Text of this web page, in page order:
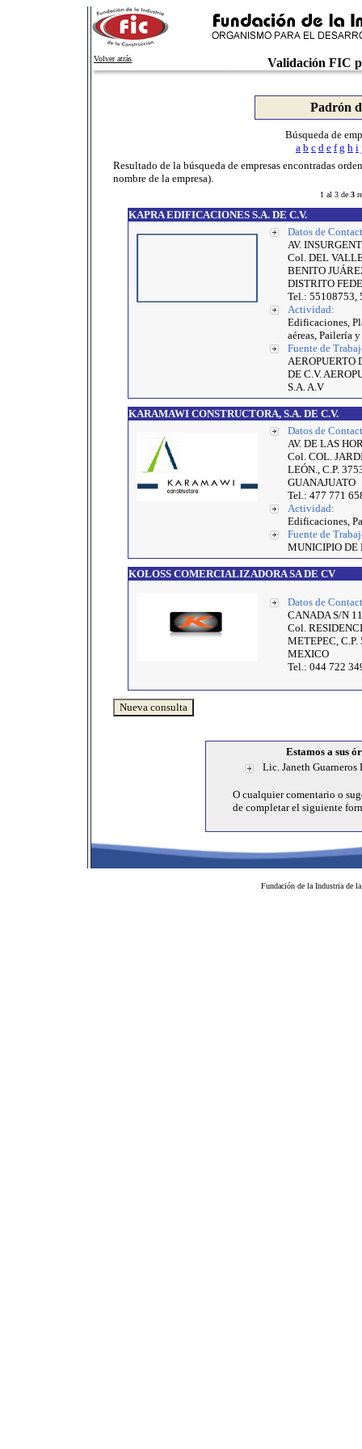
Volver atrás Validación FIC
Padrón
Búsqueda de
a b c d e f g h i
Resultado de la búsqueda de empresas encontradas
nombre de la empresa).
1 al 3 de 3
KAPRA EDIFICACIONES S.A. DE C.V.
Datos de
AV.
Col. DEL
BENITO
DISTRITO
Tel.: 55108753,
Actividad:
Edificaciones,
aéreas, Pailería
Fuente de
AEROPUERTO
DE C.V.
S.A. A.V
KARAMAWI CONSTRUCTORA, S.A. DE C.V.
Datos de
AV. DE LAS
Col. COL.
LEÓN., C.P.
GUANAJUATO
Tel.: 477 771
Actividad:
Edificaciones,
Fuente de
MUNICIPIO DE
KOLOSS COMERCIALIZADORA SA DE CV
Datos de
CANADA S/N 11
Col.
METEPEC, C.P.
MEXICO
Tel.: 044 722
Estamos a sus
Lic. Janeth Guarneros
O cualquier comentario o
de completar el siguiente
Fundación de la Industria de